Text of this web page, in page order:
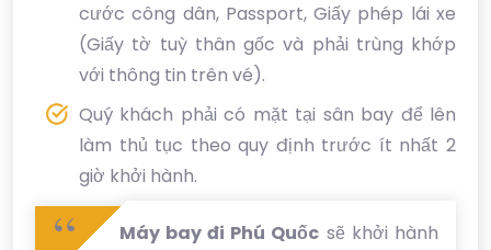
cước công dân, Passport, Giấy phép lái xe
(Giấy tờ tuỳ thân gốc và phải trùng khớp
với thông tin trên vé).
Quý khách phải có mặt tại sân bay để lên
làm thủ tục theo quy định trước ít nhất 2
giờ khởi hành.
Máy bay đi Phú Quốc sẽ khởi hành